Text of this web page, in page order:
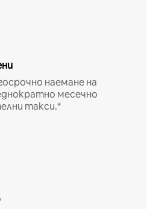
наемане на
месечно
такси.*